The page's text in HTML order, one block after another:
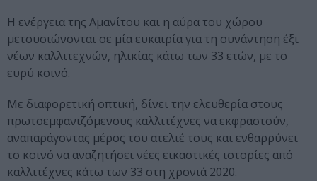
Η ενέργεια της Αμανίτου και η αύρα του χώρου
μετουσιώνονται σε μία ευκαιρία για τη συνάντηση έξι
νέων καλλιτεχνών, ηλικίας κάτω των 33 ετών, με το
ευρύ κοινό.
Με διαφορετική οπτική, δίνει την ελευθερία στους
πρωτοεμφανιζόμενους καλλιτέχνες να εκφραστούν,
αναπαράγοντας μέρος του ατελιέ τους και ενθαρρύνει
το κοινό να αναζητήσει νέες εικαστικές ιστορίες από
καλλιτέχνες κάτω των 33 στη χρονιά 2020.